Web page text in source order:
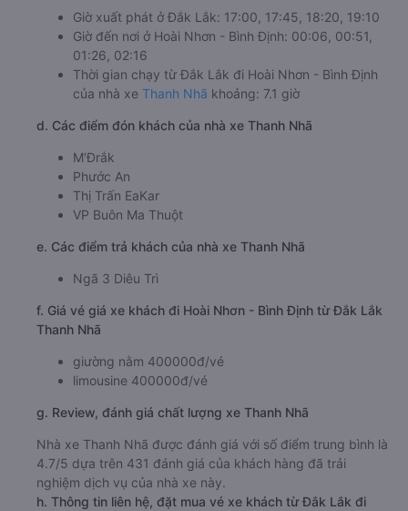
Giờ xuất phát ở Đắk Lắk: 17:00, 17:45, 18:20, 19:10
Giờ đến nơi ở Hoài Nhơn - Bình Định: 00:06, 00:51,
01:26, 02:16
Thời gian chạy từ Đắk Lắk đi Hoài Nhơn - Bình Định
của nhà xe Thanh Nhã khoảng: 7.1 giờ
d. Các điểm đón khách của nhà xe Thanh Nhã
M'Đrắk
Phước An
Thị Trấn EaKar
VP Buôn Ma Thuột
e. Các điểm trả khách của nhà xe Thanh Nhã
Ngã 3 Diêu Trì
f. Giá vé giá xe khách đi Hoài Nhơn - Bình Định từ Đắk Lắk
Thanh Nhã
giường nằm 400000đ/vé
limousine 400000đ/vé
g. Review, đánh giá chất lượng xe Thanh Nhã
Nhà xe Thanh Nhã được đánh giá với số điểm trung bình là
4.7/5 dựa trên 431 đánh giá của khách hàng đã trải
nghiệm dịch vụ của nhà xe này.
h. Thông tin liên hệ, đặt mua vé xe khách từ Đắk Lắk đi